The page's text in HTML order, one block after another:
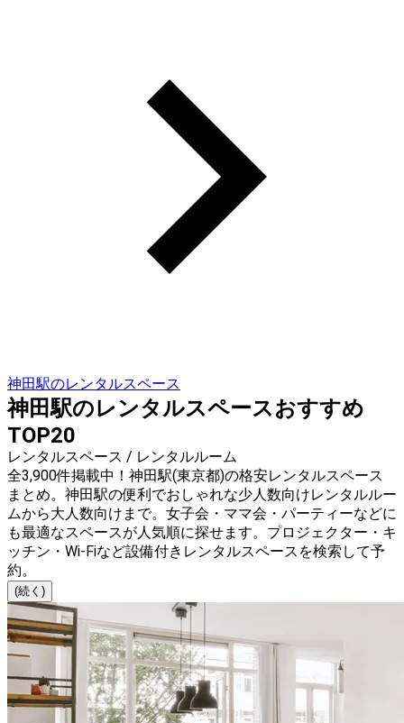
神田駅のレンタルスペース
神田駅のレンタルスペースおすすめ
TOP20
レンタルスペース / レンタルルーム
全3,900件掲載中！神田駅(東京都)の格安レンタルスペース
まとめ。神田駅の便利でおしゃれな少人数向けレンタルルー
ムから大人数向けまで。女子会・ママ会・パーティーなどに
も最適なスペースが人気順に探せます。プロジェクター・キ
ッチン・Wi-Fiなど設備付きレンタルスペースを検索して予
約。
(続く)